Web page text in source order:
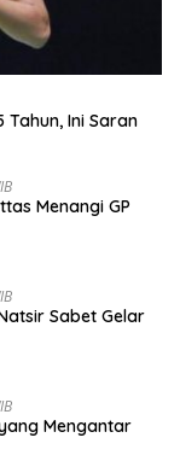
Tahun, Ini Saran
Menangi GP
Sabet Gelar
Mengantar